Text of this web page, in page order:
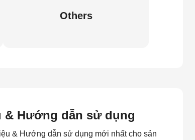
Others
& Hướng dẫn sử dụng
& Hướng dẫn sử dụng mới nhất cho sản